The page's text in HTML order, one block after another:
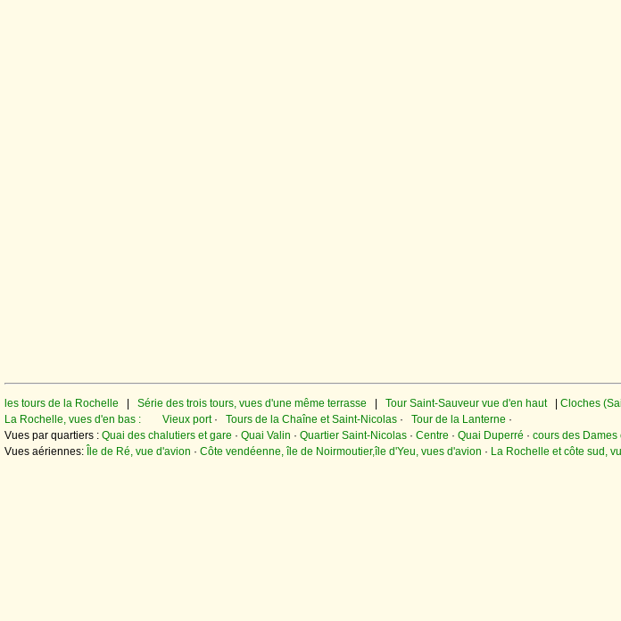
les tours de la Rochelle Série des trois tours, vues d'une même terrasse Tour Saint-Sauveur vue d'en haut| Cloches
La Rochelle, vues d'en bas : Vieux port· Tours de la Chaîne et Saint-Nicolas · Tour de la Lanterne ·
Vues par quartiers : Quai des chalutiers et gare · Quai Valin · Quartier Saint-Nicolas · Centre · Quai Duperré · cours des Dames
Vues aériennes:
Île de Ré, vue d'avion · Côte vendéenne, île de Noirmoutier,île d'Yeu, vues d'avion · La Rochelle et côte sud,